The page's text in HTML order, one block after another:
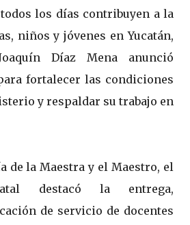
los días contribuyen a la
niños y jóvenes en Yucatán,
Díaz Mena anunció
fortalecer las condiciones
y respaldar su trabajo en
de la Maestra y el Maestro, el
destacó la entrega,
de servicio de docentes